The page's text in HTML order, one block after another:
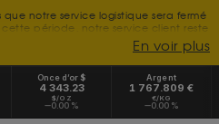
que notre service logistique sera fermé
période, notre service client reste
pouvez nous joindre du lundi au
toute demande d'information.
et vous souhaitons un
été.
En voir plus
Once d’or $
4 343.23
$/OZ
0.00 %
Argent
1 767.809 €
€/KG
0.00 %